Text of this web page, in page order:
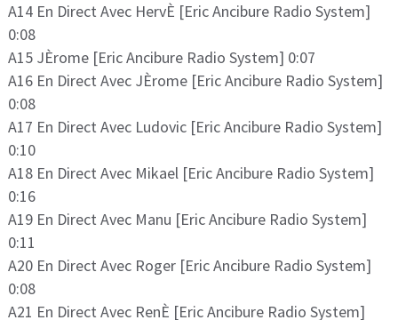
A14 En Direct Avec HervÈ [Eric Ancibure Radio System]
0:08
A15 JÈrome [Eric Ancibure Radio System] 0:07
A16 En Direct Avec JÈrome [Eric Ancibure Radio System]
0:08
A17 En Direct Avec Ludovic [Eric Ancibure Radio System]
0:10
A18 En Direct Avec Mikael [Eric Ancibure Radio System]
0:16
A19 En Direct Avec Manu [Eric Ancibure Radio System]
0:11
A20 En Direct Avec Roger [Eric Ancibure Radio System]
0:08
A21 En Direct Avec RenÈ [Eric Ancibure Radio System]